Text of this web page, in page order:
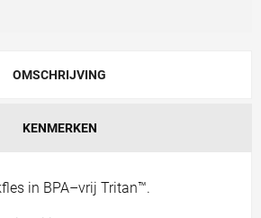
OMSCHRIJVING
KENMERKEN
in BPA–vrij Tritan™.